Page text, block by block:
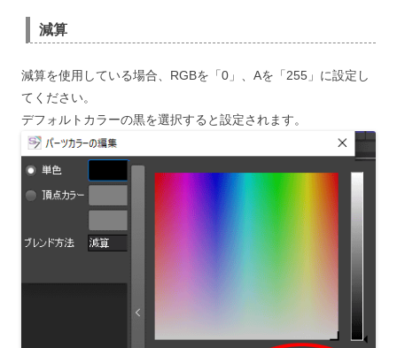
減算
減算を使用している場合、RGBを「0」、Aを「255」に設定し
てください。
デフォルトカラーの黒を選択すると設定されます。